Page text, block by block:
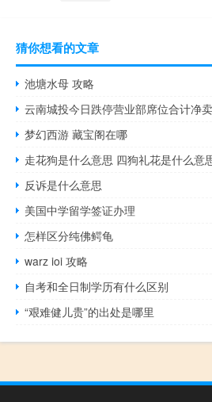
猜你想看的文章
池塘水母 攻略
云南城投今日跌停营业部席位合计净
梦幻西游 藏宝阁在哪
走花狗是什么意思 四狗礼花是什么意
反诉是什么意思
美国中学留学签证办理
怎样区分纯佛鳄龟
warz ioi 攻略
自考和全日制学历有什么区别
“艰难健儿贵”的出处是哪里